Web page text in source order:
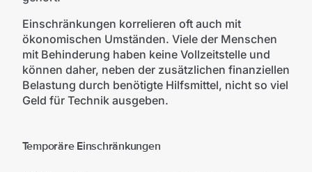
Einschränkungen korrelieren oft auch mit
ökonomischen Umständen. Viele der Menschen
mit Behinderung haben keine Vollzeitstelle und
können daher, neben der zusätzlichen finanziellen
Belastung durch benötigte Hilfsmittel, nicht so viel
Geld für Technik ausgeben.
Temporäre Einschränkungen